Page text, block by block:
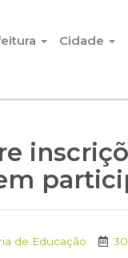
Cidade
de Educação